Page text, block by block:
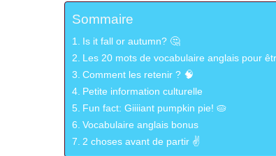
Sommaire
Is it fall or autumn? 🤔
Les 20 mots de vocabulaire anglais pour
Comment les retenir ? 🧠
Petite information culturelle
Fun fact: Giiiiant pumpkin pie! 🥧
Vocabulaire anglais bonus
2 choses avant de partir ✌️